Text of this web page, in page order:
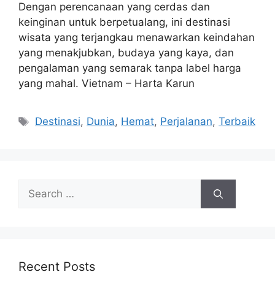
Dengan perencanaan yang cerdas dan
keinginan untuk berpetualang, ini destinasi
wisata yang terjangkau menawarkan keindahan
yang menakjubkan, budaya yang kaya, dan
pengalaman yang semarak tanpa label harga
yang mahal. Vietnam – Harta Karun
Tags
Destinasi, Dunia, Hemat, Perjalanan,Terbaik
Search
for:
Recent Posts